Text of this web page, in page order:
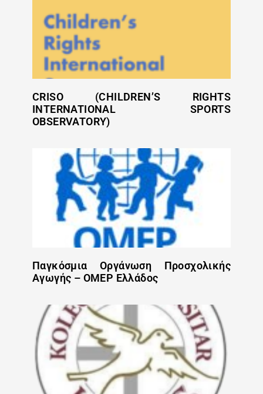
CRISO (CHILDREN’S RIGHTS
INTERNATIONAL SPORTS
OBSERVATORY)
Παγκόσμια Οργάνωση Προσχολικής
Αγωγής – OMEP Ελλάδος